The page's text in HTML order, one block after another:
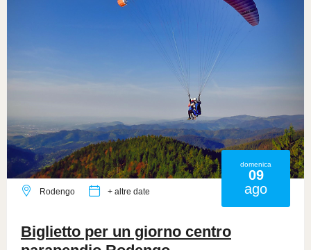
domenica
09
ago
Rodengo + altre date
Biglietto per un giorno centro